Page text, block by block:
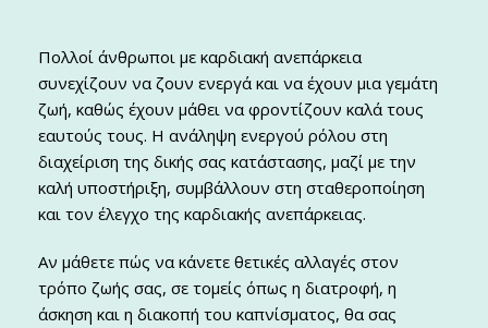
Πολλοί άνθρωποι με καρδιακή ανεπάρκεια
συνεχίζουν να ζουν ενεργά και να έχουν μια γεμάτη
ζωή, καθώς έχουν μάθει να φροντίζουν καλά τους
εαυτούς τους. Η ανάληψη ενεργού ρόλου στη
διαχείριση της δικής σας κατάστασης, μαζί με την
καλή υποστήριξη, συμβάλλουν στη σταθεροποίηση
και τον έλεγχο της καρδιακής ανεπάρκειας.
Αν μάθετε πώς να κάνετε θετικές αλλαγές στον
τρόπο ζωής σας, σε τομείς όπως η διατροφή, η
άσκηση και η διακοπή του καπνίσματος, θα σας